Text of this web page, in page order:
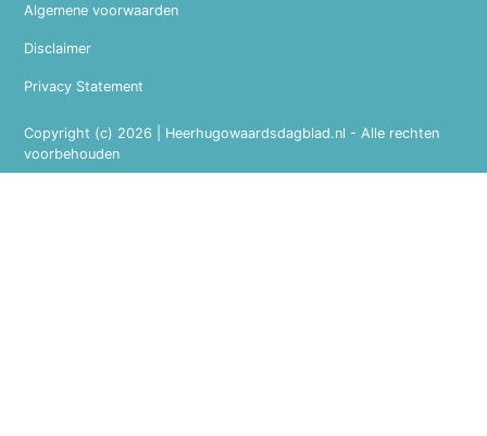
Copyright (c) 2026 | Heerhugowaardsdagblad.nl - Alle rechten
voorbehouden
Algemene voorwaarden
Disclaimer
Privacy Statement